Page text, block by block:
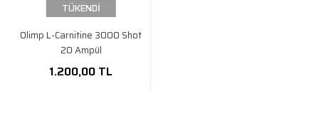
TÜKENDİ
Olimp L-Carnitine 3000 Shot
20 Ampül
1.200,00 TL